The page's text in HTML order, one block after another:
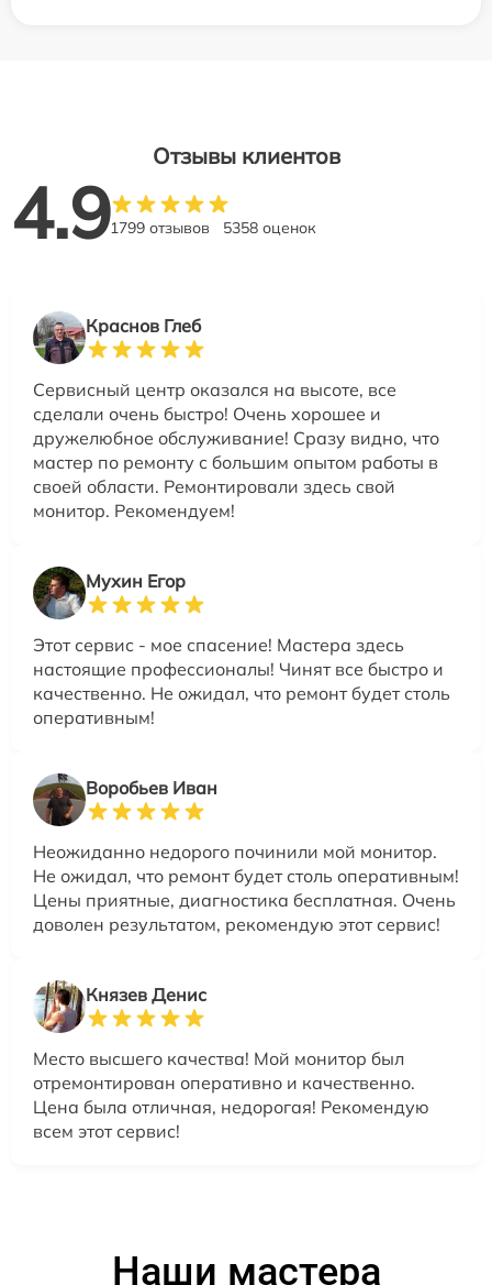
Отзывы клиентов
4.91799 отзывов 5358 оценок
Краснов Глеб
Сервисный центр оказался на высоте, все
сделали очень быстро! Очень хорошее и
дружелюбное обслуживание! Сразу видно, что
мастер по ремонту с большим опытом работы в
своей области. Ремонтировали здесь свой
монитор. Рекомендуем!
Мухин Егор
Этот сервис - мое спасение! Мастера здесь
настоящие профессионалы! Чинят все быстро и
качественно. Не ожидал, что ремонт будет столь
оперативным!
Воробьев Иван
Неожиданно недорого починили мой монитор.
Не ожидал, что ремонт будет столь оперативным!
Цены приятные, диагностика бесплатная. Очень
доволен результатом, рекомендую этот сервис!
Князев Денис
Место высшего качества! Мой монитор был
отремонтирован оперативно и качественно.
Цена была отличная, недорогая! Рекомендую
всем этот сервис!
Наши мастера